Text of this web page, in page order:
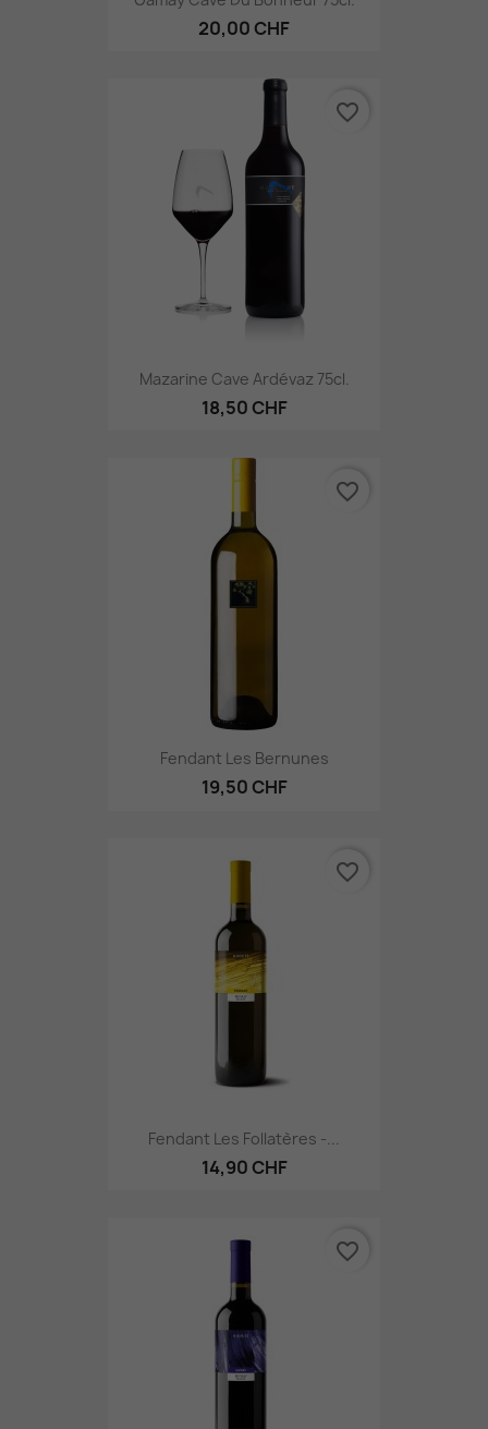
20,00 CHF
Mazarine Cave Ardévaz 75cl.
18,50 CHF
favorite_border
Fendant Les Bernunes
19,50 CHF
favorite_border
Fendant Les Follatères -...
14,90 CHF
favorite_border
favorite_border